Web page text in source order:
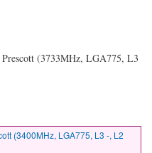
(3733MHz, LGA775, L3
(3400MHz, LGA775, L3 -, L2